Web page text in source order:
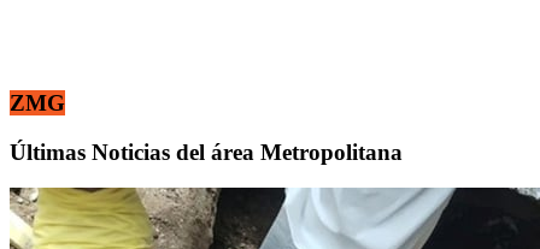
ZMG
Últimas Noticias del área Metropolitana